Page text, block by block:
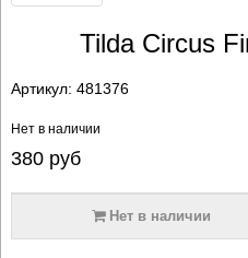
Tilda Circus
Артикул: 481376
Нет в наличии
380руб
Нет в наличии